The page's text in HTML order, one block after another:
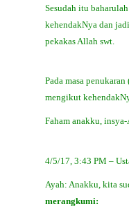
Sesudah itu
kehendakNya dan
pekakas Allah swt.
Pada masa
mengikut
Faham anakku,
4/5/17, 3:43 PM –
Ayah: Anakku, kita
merangkumi: